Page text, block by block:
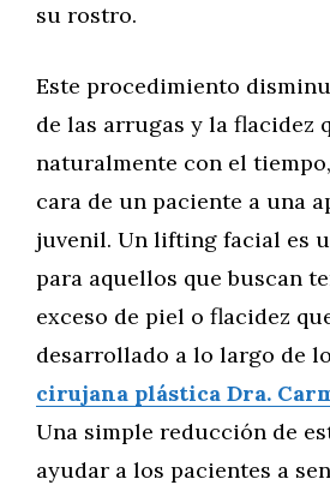
su rostro.
Este procedimiento
de las arrugas y la flacidez
naturalmente con el
cara de un paciente a una
juvenil. Un lifting facial es
para aquellos que buscan
exceso de piel o flacidez
desarrollado a lo largo de
cirujana plástica Dra.
Una simple reducción de
ayudar a los pacientes a